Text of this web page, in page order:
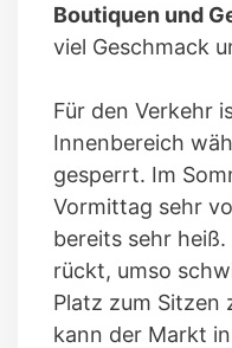
Boutiquen und
viel Geschmack
Für den Verkehr
Innenbereich
gesperrt. Im
Vormittag sehr
bereits sehr
rückt, umso
Platz zum Sitzen
kann der Markt in